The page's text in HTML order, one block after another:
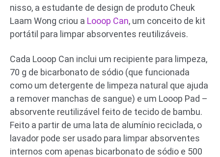
nisso, a estudante de design de produto Cheuk
Laam Wong criou a Looop Can, um conceito de kit
portátil para limpar absorventes reutilizáveis.
Cada Looop Can inclui um recipiente para limpeza,
70 g de bicarbonato de sódio (que funcionada
como um detergente de limpeza natural que ajuda
a remover manchas de sangue) e um Looop Pad –
absorvente reutilizável feito de tecido de bambu.
Feito a partir de uma lata de alumínio reciclada, o
lavador pode ser usado para limpar absorventes
internos com apenas bicarbonato de sódio e 500